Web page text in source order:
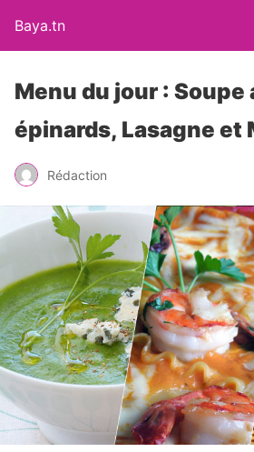
Baya.tn
Menu du jour : Soupe
épinards, Lasagne et
Rédaction